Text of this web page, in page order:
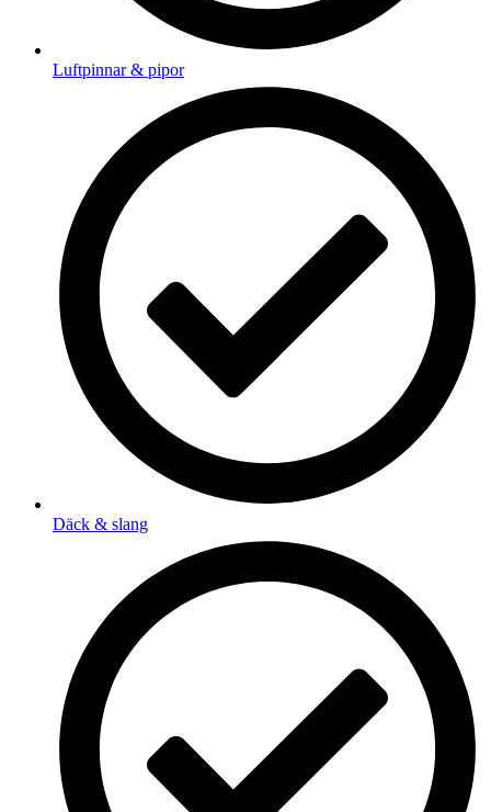
Luftpinnar & pipor
Däck & slang